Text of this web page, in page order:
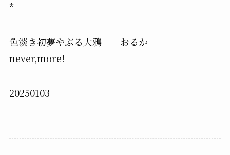
*
色淡き初夢やぶる大鴉 おるか
never,more!
20250103